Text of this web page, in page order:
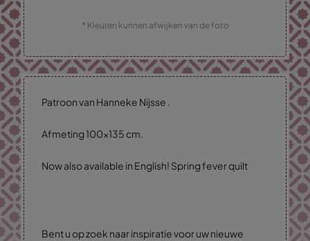
* Kleuren kunnen afwijken van de foto
Patroon van Hanneke Nijsse .
Afmeting 100x135 cm.
Now also available in English! Spring fever quilt
Bent u op zoek naar inspiratie voor uw nieuwe